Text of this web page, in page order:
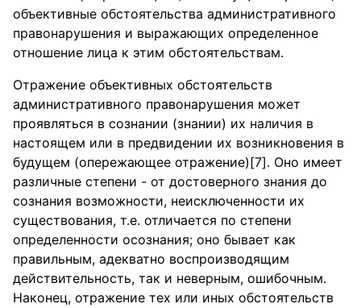
объективные обстоятельства административного
правонарушения и выражающих определенное
отношение лица к этим обстоятельствам.
Отражение объективных обстоятельств
административного правонарушения может
проявляться в сознании (знании) их наличия в
настоящем или в предвидении их возникновения в
будущем (опережающее отражение)[7]. Оно имеет
различные степени - от достоверного знания до
сознания возможности, неисключенности их
существования, т.е. отличается по степени
определенности осознания; оно бывает как
правильным, адекватно воспроизводящим
действительность, так и неверным, ошибочным.
Наконец, отражение тех или иных обстоятельств